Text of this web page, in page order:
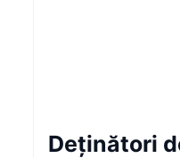
Deținători